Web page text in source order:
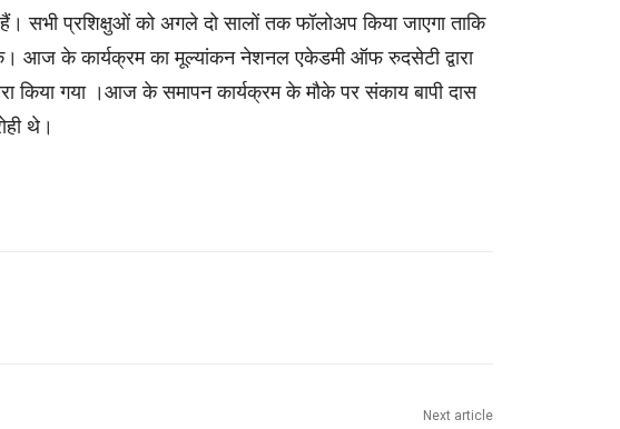
सभी प्रशिक्षुओं को अगले दो सालों तक फॉलोअप किया जाएगा ताकि
आज के कार्यक्रम का मूल्यांकन नेशनल एकेडमी ऑफ रुदसेटी द्वारा
किया गया ।आज के समापन कार्यक्रम के मौके पर संकाय बापी दास
थे।
Next article